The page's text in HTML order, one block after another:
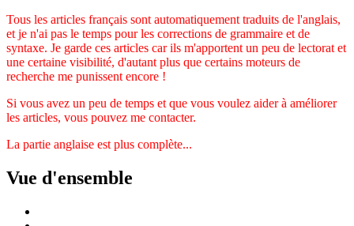
Tous les articles français sont automatiquement traduits de l'anglais,
et je n'ai pas le temps pour les corrections de grammaire et de
syntaxe. Je garde ces articles car ils m'apportent un peu de lectorat et
une certaine visibilité, d'autant plus que certains moteurs de
recherche me punissent encore !
Si vous avez un peu de temps et que vous voulez aider à améliorer
les articles, vous pouvez me contacter.
La partie anglaise est plus complète...
Vue d'ensemble